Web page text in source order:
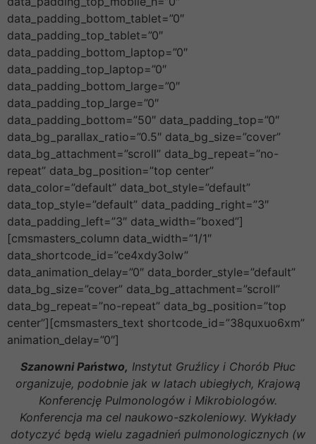
data_padding_bottom_tablet=”0″
data_padding_top_tablet=”0″
data_padding_bottom_laptop=”0″
data_padding_top_laptop=”0″
data_padding_bottom_large=”0″
data_padding_top_large=”0″
data_padding_bottom=”50″ data_padding_top=”0″
data_bg_parallax_ratio=”0.5″ data_bg_size=”cover”
data_bg_attachment=”scroll” data_bg_repeat=”no-
repeat” data_bg_position=”top center”
data_color=”default” data_bot_style=”default”
data_top_style=”default” data_padding_right=”3″
data_padding_left=”3″ data_width=”boxed”]
[cmsmasters_column data_width=”1/1″
data_shortcode_id=”ce4xdy3olw”
data_animation_delay=”0″ data_border_style=”default”
data_bg_size=”cover” data_bg_attachment=”scroll”
data_bg_repeat=”no-repeat” data_bg_position=”top
center”][cmsmasters_text shortcode_id=”38quxuo6xm”
animation_delay=”0″]
Szanowni Państwo, Instytut Gruźlicy i Chorób Płuc
organizuje, podobnie jak w latach ubiegłych, Krajową
Konferencję Pulmonologów i Mikrobiologów.
Konferencja ma cel naukowo-szkoleniowy. Wykłady
dotyczyć będą wielu zagadnień pulmonologicznych (w